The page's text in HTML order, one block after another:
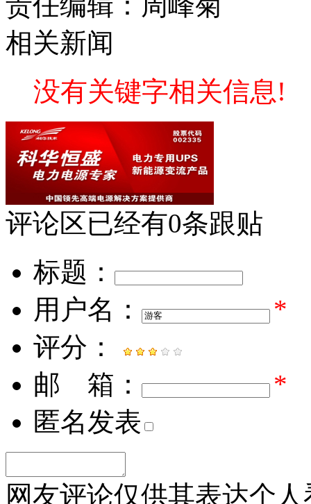
相关新闻
没有关键字相关信息!
评论区已经有0条跟贴
标题：
用户名：
*
评分：
邮 箱：
*
匿名发表
网友评论仅供其表达个